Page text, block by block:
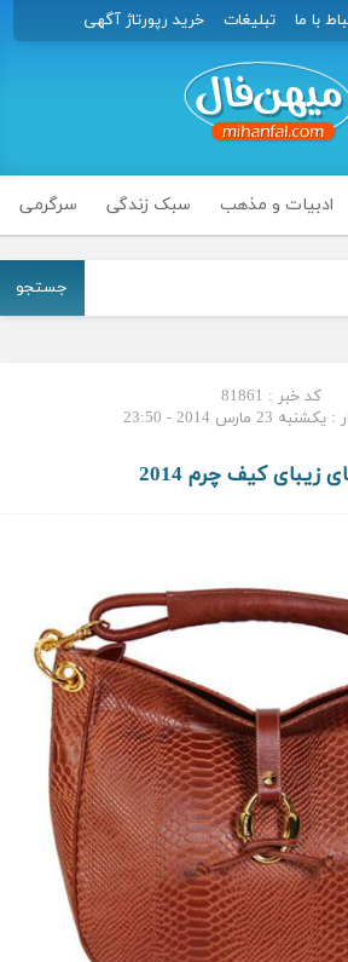
با ما تبلیغات خرید رپورتاژ آگهی
ادبیات و مذهب سبک زندگی سرگرمی
جستجو
کد خبر : 81861
مارس 2014 - 23:50
زیبای کیف چرم 2014